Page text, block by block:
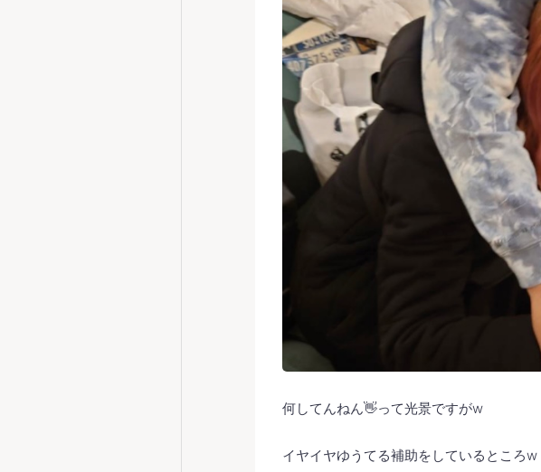
何してんねん👋って光景ですがw
イヤイヤゆうてる補助をしているところw